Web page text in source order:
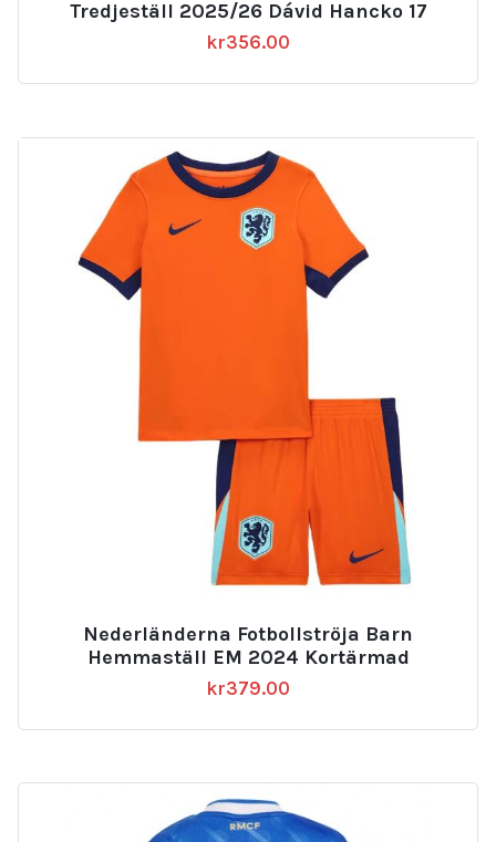
Tredjeställ 2025/26 Dávid Hancko 17
kr356.00
Nederländerna Fotbollströja Barn
Hemmaställ EM 2024 Kortärmad
kr379.00